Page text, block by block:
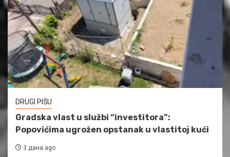
DRUGI PIŠU
Gradska vlast u službi “investitora”:
Popovićima ugrožen opstanak u vlastitoj kući
3 дана ago